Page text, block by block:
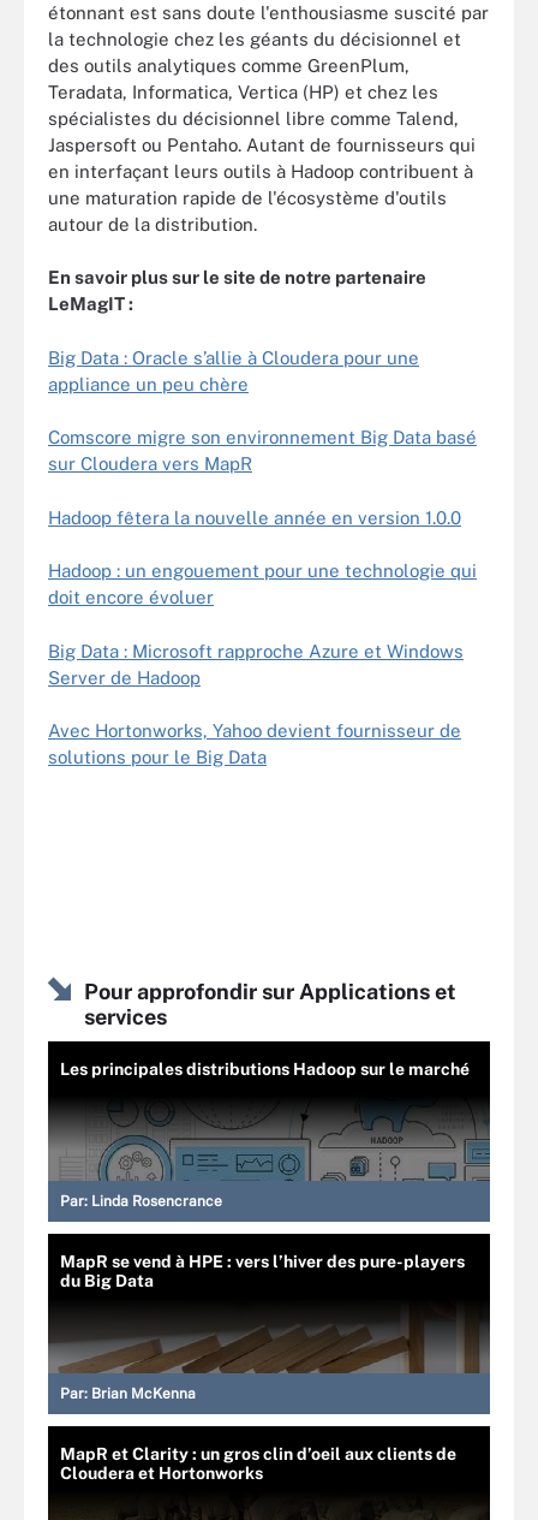
étonnant est sans doute l'enthousiasme suscité par
la technologie chez les géants du décisionnel et
des outils analytiques comme GreenPlum,
Teradata, Informatica, Vertica (HP) et chez les
spécialistes du décisionnel libre comme Talend,
Jaspersoft ou Pentaho. Autant de fournisseurs qui
en interfaçant leurs outils à Hadoop contribuent à
une maturation rapide de l'écosystème d'outils
autour de la distribution.
En savoir plus sur le site de notre partenaire
LeMagIT :
Big Data : Oracle s’allie à Cloudera pour une
appliance un peu chère
Comscore migre son environnement Big Data basé
sur Cloudera vers MapR
Hadoop fêtera la nouvelle année en version 1.0.0
Hadoop : un engouement pour une technologie qui
doit encore évoluer
Big Data : Microsoft rapproche Azure et Windows
Server de Hadoop
Avec Hortonworks, Yahoo devient fournisseur de
solutions pour le Big Data
Pour approfondir sur Applications et
services
Les principales distributions Hadoop sur le marché
Par: Linda Rosencrance
MapR se vend à HPE : vers l’hiver des pure-players
du Big Data
Par: Brian McKenna
MapR et Clarity : un gros clin d’oeil aux clients de
Cloudera et Hortonworks